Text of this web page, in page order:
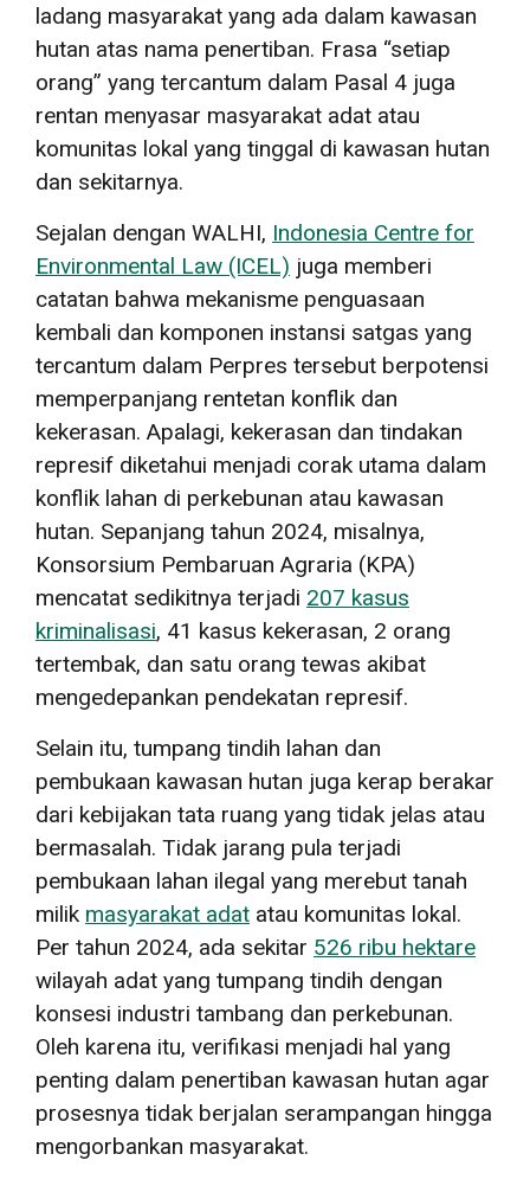
ladang masyarakat yang ada dalam kawasan
hutan atas nama penertiban. Frasa “setiap
orang” yang tercantum dalam Pasal 4 juga
rentan menyasar masyarakat adat atau
komunitas lokal yang tinggal di kawasan hutan
dan sekitarnya.
Sejalan dengan WALHI, Indonesia Centre for
Environmental Law (ICEL) juga memberi
catatan bahwa mekanisme penguasaan
kembali dan komponen instansi satgas yang
tercantum dalam Perpres tersebut berpotensi
memperpanjang rentetan konflik dan
kekerasan. Apalagi, kekerasan dan tindakan
represif diketahui menjadi corak utama dalam
konflik lahan di perkebunan atau kawasan
hutan. Sepanjang tahun 2024, misalnya,
Konsorsium Pembaruan Agraria (KPA)
mencatat sedikitnya terjadi 207 kasus
kriminalisasi, 41 kasus kekerasan, 2 orang
tertembak, dan satu orang tewas akibat
mengedepankan pendekatan represif.
Selain itu, tumpang tindih lahan dan
pembukaan kawasan hutan juga kerap berakar
dari kebijakan tata ruang yang tidak jelas atau
bermasalah. Tidak jarang pula terjadi
pembukaan lahan ilegal yang merebut tanah
milik masyarakat adat atau komunitas lokal.
Per tahun 2024, ada sekitar 526 ribu hektare
wilayah adat yang tumpang tindih dengan
konsesi industri tambang dan perkebunan.
Oleh karena itu, verifikasi menjadi hal yang
penting dalam penertiban kawasan hutan agar
prosesnya tidak berjalan serampangan hingga
mengorbankan masyarakat.